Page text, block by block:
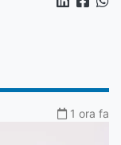
1 ora fa